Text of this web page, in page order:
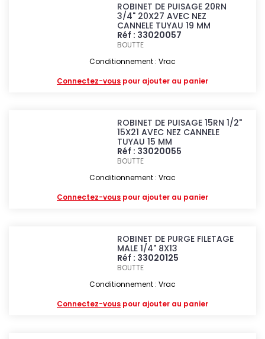
ROBINET DE PUISAGE 20RN
3/4" 20X27 AVEC NEZ
CANNELE TUYAU 19 MM
Réf : 33020057
BOUTTE
Conditionnement : Vrac
Connectez-vous pour ajouter au panier
ROBINET DE PUISAGE 15RN 1/2"
15X21 AVEC NEZ CANNELE
TUYAU 15 MM
Réf : 33020055
BOUTTE
Conditionnement : Vrac
Connectez-vous pour ajouter au panier
ROBINET DE PURGE FILETAGE
MALE 1/4" 8X13
Réf : 33020125
BOUTTE
Conditionnement : Vrac
Connectez-vous pour ajouter au panier